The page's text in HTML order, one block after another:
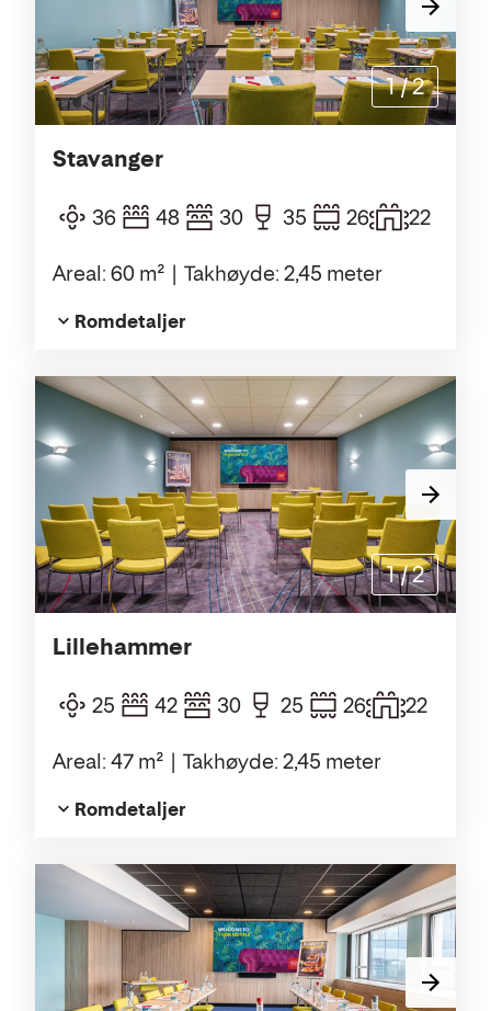
Stavanger
36 48 30 35 26 22
Areal: 60 m² Takhøyde: 2,45 meter
Romdetaljer
1 /2
Lillehammer
25 42 30 25 26 22
Areal: 47 m² Takhøyde: 2,45 meter
Romdetaljer
1 /2